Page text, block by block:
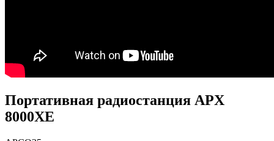
Портативная радиостанция APX
8000XE